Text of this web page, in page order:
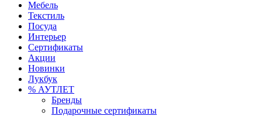
Мебель
Текстиль
Посуда
Интерьер
Сертификаты
Акции
Новинки
Лукбук
% АУТЛЕТ
Бренды
Подарочные сертификаты